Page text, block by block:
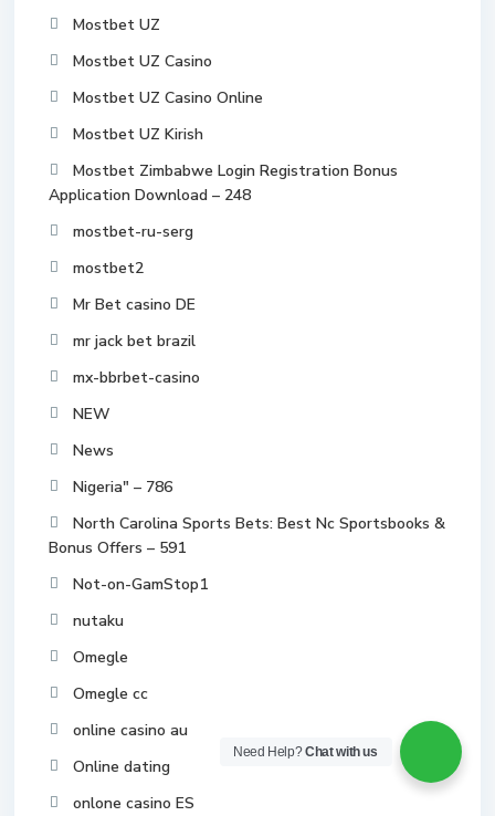
Mostbet UZ
Mostbet UZ Casino
Mostbet UZ Casino Online
Mostbet UZ Kirish
Mostbet Zimbabwe Login Registration Bonus
Application Download – 248
mostbet-ru-serg
mostbet2
Mr Bet casino DE
mr jack bet brazil
mx-bbrbet-casino
NEW
News
Nigeria" – 786
North Carolina Sports Bets: Best Nc Sportsbooks &
Bonus Offers – 591
Not-on-GamStop1
nutaku
Omegle
Omegle cc
online casino au
Online dating
onlone casino ES
Need Help?Chat with us